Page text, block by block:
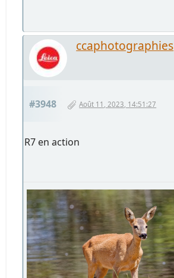
ccaphotographies
#3948 Août 11, 2023, 14:51:27
R7 en action